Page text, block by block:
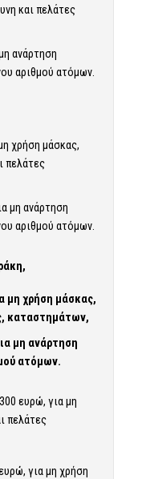
και πελάτες
ανάρτηση
αριθμού ατόμων.
χρήση μάσκας,
πελάτες
μη ανάρτηση
αριθμού ατόμων.
μη χρήση μάσκας,
καταστημάτων,
μη ανάρτηση
ατόμων.
ευρώ, για μη
πελάτες
για μη χρήση